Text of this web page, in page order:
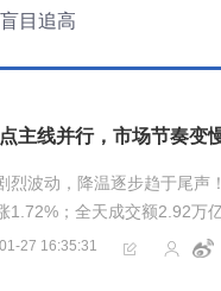
目追高
主线并行，市场节奏变
烈波动，降温逐步趋于尾声
1.72%；全天成交额2.92万
3454，其中267只个股涨超
27 16:35:31